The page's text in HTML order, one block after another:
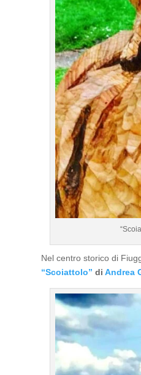
Nel centro storico di
“Scoiattolo” diAndrea